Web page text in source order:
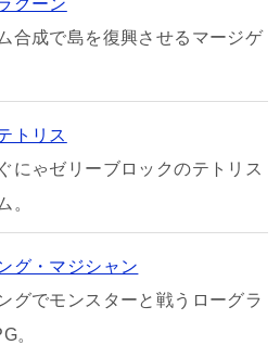
グーン
合成で島を復興させるマージゲ
トリス
にゃゼリーブロックのテトリス
。
グ・マジシャン
グでモンスターと戦うローグラ
。